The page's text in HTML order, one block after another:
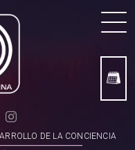
DE LA CONCIENCIA